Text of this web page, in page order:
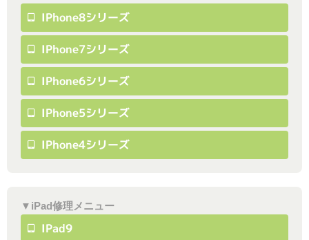
IPhone8シリーズ
IPhone7シリーズ
IPhone6シリーズ
IPhone5シリーズ
IPhone4シリーズ
▼iPad修理メニュー
IPad9